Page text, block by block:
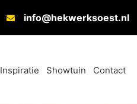
info@hekwerksoest.nl
Inspiratie Showtuin Contact